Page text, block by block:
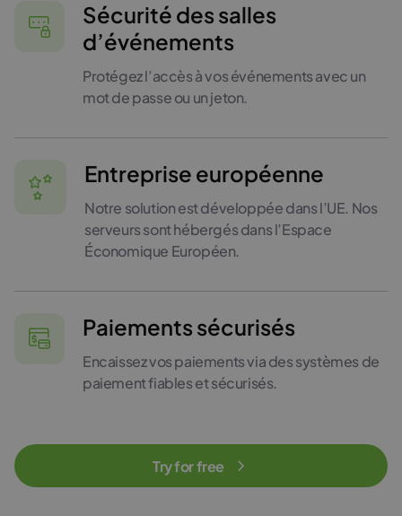
Sécurité des salles
d’événements
Protégez l’accès à vos événements avec un
mot de passe ou un jeton.
Entreprise européenne
Notre solution est développée dans l’UE. Nos
serveurs sont hébergés dans l’Espace
Économique Européen.
Paiements sécurisés
Encaissez vos paiements via des systèmes de
paiement fiables et sécurisés.
Try for free